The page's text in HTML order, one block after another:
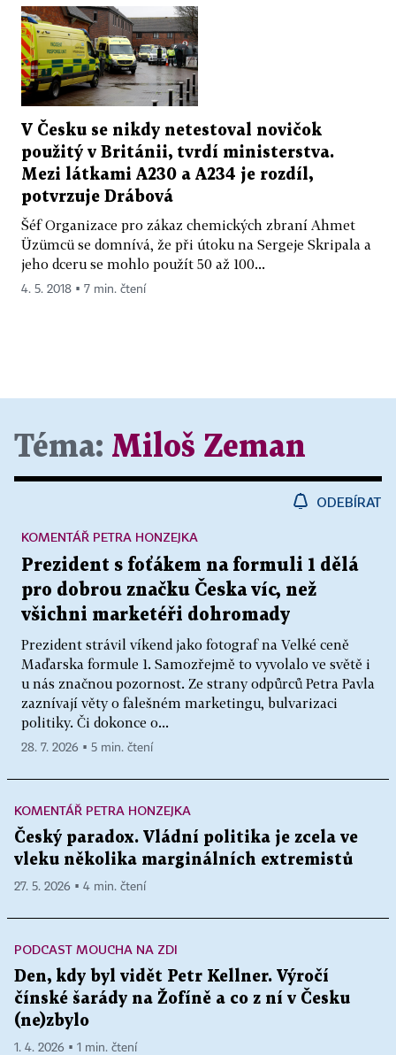
V Česku se nikdy netestoval novičok
použitý v Británii, tvrdí ministerstva.
Mezi látkami A230 a A234 je rozdíl,
potvrzuje Drábová
Šéf Organizace pro zákaz chemických zbraní Ahmet
Üzümcü se domnívá, že při útoku na Sergeje Skripala a
jeho dceru se mohlo použít 50 až 100...
4. 5. 2018 ▪ 7 min. čtení
Téma: Miloš Zeman
ODEBÍRAT
Prezident s foťákem na formuli 1 dělá
pro dobrou značku Česka víc, než
všichni marketéři dohromady
Prezident strávil víkend jako fotograf na Velké ceně
Maďarska formule 1. Samozřejmě to vyvolalo ve světě i
u nás značnou pozornost. Ze strany odpůrců Petra Pavla
zaznívají věty o falešném marketingu, bulvarizaci
politiky. Či dokonce o...
KOMENTÁŘ PETRA HONZEJKA
28. 7. 2026 ▪ 5 min. čtení
KOMENTÁŘ PETRA HONZEJKA
Český paradox. Vládní politika je zcela ve
vleku několika marginálních extremistů
27. 5. 2026 ▪ 4 min. čtení
PODCAST MOUCHA NA ZDI
Den, kdy byl vidět Petr Kellner. Výročí
čínské šarády na Žofíně a co z ní v Česku
(ne)zbylo
1. 4. 2026 ▪ 1 min. čtení